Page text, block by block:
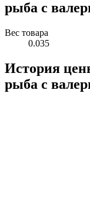
рыба с
Вес товара
0.035
История
рыба с